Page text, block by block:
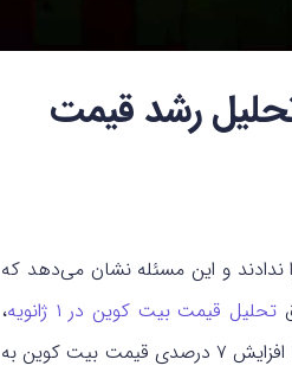
تحلیل رشد قیمت
ندادند و این مسئله نشان می‌دهد که
تحلیل قیمت بیت کوین در ۱ ژانویه
،
قیمت BTC از میانگین متحرک نمایی ۲۰ روزه عبور کرد و در حال حاضر، با افزایش ۷ درصدی قیمت بیت کوین به